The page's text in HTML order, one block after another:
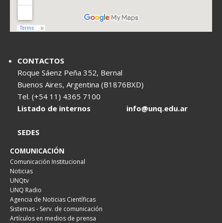
CONTACTOS
Roque Sáenz Peña 352, Bernal
Buenos Aires, Argentina (B1876BXD)
Tel. (+54 11) 4365 7100
Listado de internos
info@unq.edu.ar
SEDES
COMUNICACIÓN
Comunicación Institucional
Noticias
UNQtv
UNQ Radio
Agencia de Noticias Científicas
Sistemas - Serv. de comunicación
Artículos en medios de prensa